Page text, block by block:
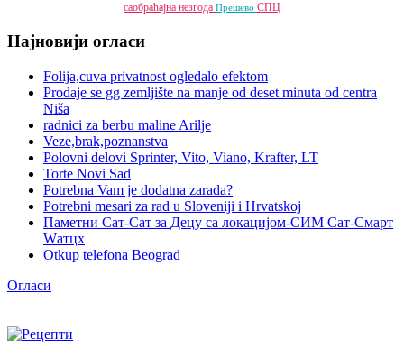
саобраћајна незгода Прешево СПЦ
Најновији огласи
Folija,cuva privatnost ogledalo efektom
Prodaje se gg zemljište na manje od deset minuta od centra
Niša
radnici za berbu maline Arilje
Veze,brak,poznanstva
Polovni delovi Sprinter, Vito, Viano, Krafter, LT
Torte Novi Sad
Potrebna Vam je dodatna zarada?
Potrebni mesari za rad u Sloveniji i Hrvatskoj
Паметни Сат-Сат за Децу са локацијом-СИМ Сат-Смарт
Wатцх
Otkup telefona Beograd
Огласи